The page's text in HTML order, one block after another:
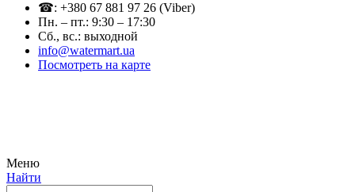
☎: +380 67 881 97 26 (Viber)
Пн. – пт.: 9:30 – 17:30
Сб., вс.: выходной
info@watermart.ua
Посмотреть на карте
Меню
Найти